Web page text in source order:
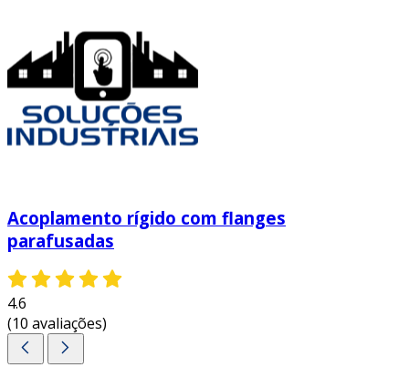
Acoplamento rígido com flanges
parafusadas
4.6
(10 avaliações)